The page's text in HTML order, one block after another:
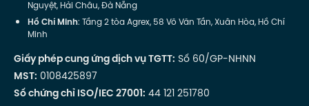
Nguyệt, Hải Châu, Đà Nẵng
Hồ Chí Minh: Tầng 2 tòa Agrex, 58 Võ Văn Tần, Xuân Hòa, Hồ Chí
Minh
Giấy phép cung ứng dịch vụ TGTT: Số 60/GP-NHNN
MST: 0108425897
Số chứng chỉ ISO/IEC 27001: 44 121 251780